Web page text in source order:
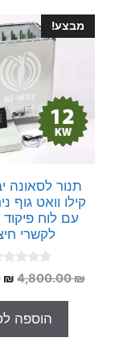
מבצע!
קילו וואט גוף
עם לוח פיקוד
לקשרי
0
o
o
5
4,800.00₪
היה:
₪.
₪
הוספה